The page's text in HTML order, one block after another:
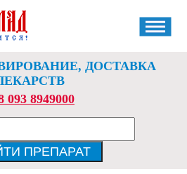
ДОСТАВКА
093 8949000